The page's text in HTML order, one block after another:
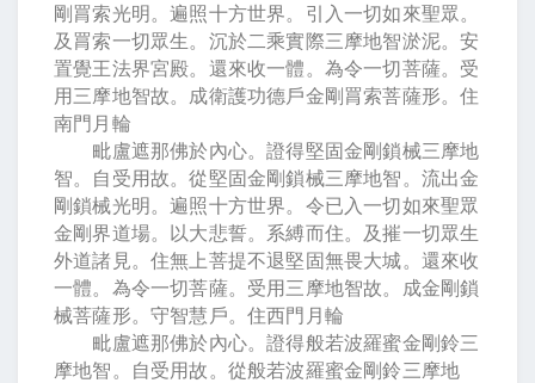
剛罥索光明。遍照十方世界。引入一切如來聖眾。
及罥索一切眾生。沉於二乘實際三摩地智淤泥。安
置覺王法界宮殿。還來收一體。為令一切菩薩。受
用三摩地智故。成衛護功德戶金剛罥索菩薩形。住
南門月輪
毗盧遮那佛於內心。證得堅固金剛鎖械三摩地
智。自受用故。從堅固金剛鎖械三摩地智。流出金
剛鎖械光明。遍照十方世界。令已入一切如來聖眾
金剛界道場。以大悲誓。系縛而住。及摧一切眾生
外道諸見。住無上菩提不退堅固無畏大城。還來收
一體。為令一切菩薩。受用三摩地智故。成金剛鎖
械菩薩形。守智慧戶。住西門月輪
毗盧遮那佛於內心。證得般若波羅蜜金剛鈴三
摩地智。自受用故。從般若波羅蜜金剛鈴三摩地